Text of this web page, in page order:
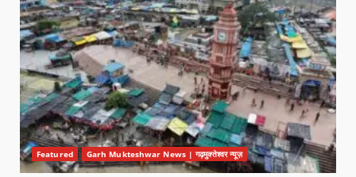
Featured Garh Mukteshwar News | गढ़मुक्तेश्वर न्यूज़